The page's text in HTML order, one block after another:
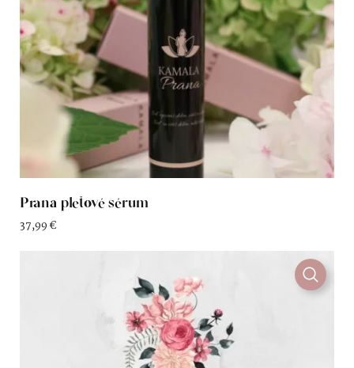
Prana pleťové sérum
37,99€